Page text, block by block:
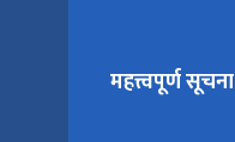
मुख्य नेभिगेसनमा जानुहोस्
महत्त्वपूर्ण सूचना